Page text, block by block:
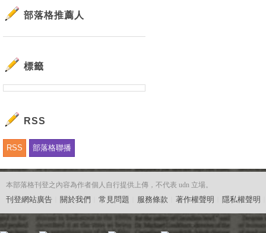
部落格推薦人
標籤
RSS
RSS 部落格聯播
本部落格刊登之內容為作者個人自行提供上傳，不代表 udn 立場。
刊登網站廣告 關於我們 常見問題 服務條款 著作權聲明 隱私權聲明